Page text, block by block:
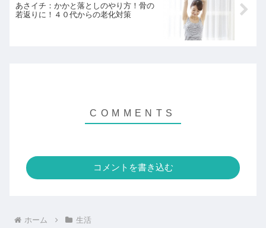
あさイチ：かかと落としのやり方！骨の
若返りに！４０代からの老化対策
コメントを書き込む
ホーム 生活